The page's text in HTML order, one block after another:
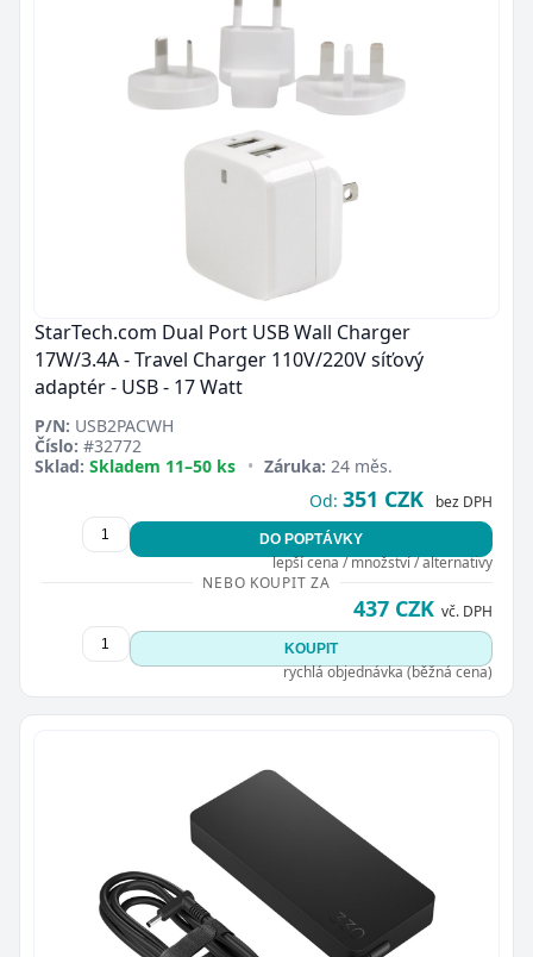
StarTech.com Dual Port USB Wall Charger
17W/3.4A - Travel Charger 110V/220V síťový
adaptér - USB - 17 Watt
P/N: USB2PACWH
Číslo: #32772
Sklad: Skladem 11–50 ks • Záruka: 24 měs.
Od: 351 CZK bez DPH
DO POPTÁVKY
lepší cena / množství / alternativy
NEBO KOUPIT ZA
437 CZK vč. DPH
KOUPIT
rychlá objednávka (běžná cena)